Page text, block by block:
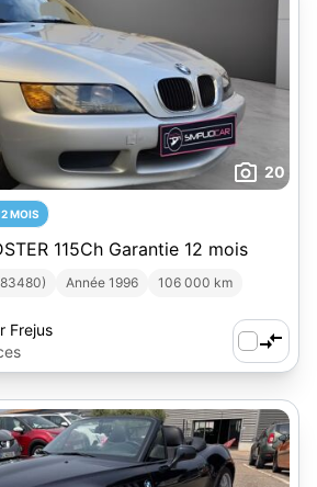
20
MOIS
115Ch Garantie 12 mois
Année 1996 106 000 km
Frejus